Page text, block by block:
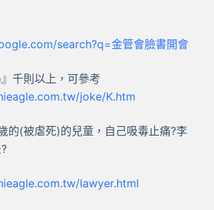
search?q=金管會臉書開會
千則以上，可參考
joke/K.htm
(被虐死)的兒童，自己吸毒止痛?李
lawyer.html